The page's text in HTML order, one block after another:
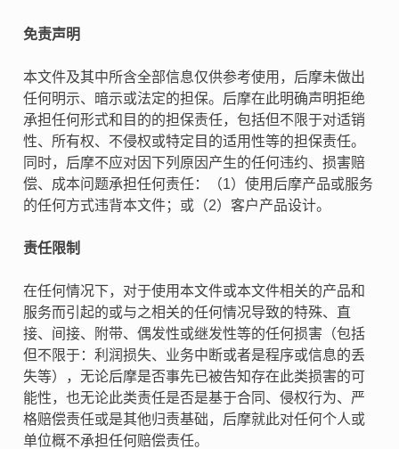
免责声明
本文件及其中所含全部信息仅供参考使用，后摩未做出
任何明示、暗示或法定的担保。后摩在此明确声明拒绝
承担任何形式和目的的担保责任，包括但不限于对适销
性、所有权、不侵权或特定目的适用性等的担保责任。
同时，后摩不应对因下列原因产生的任何违约、损害赔
偿、成本问题承担任何责任：（1）使用后摩产品或服务
的任何方式违背本文件；或（2）客户产品设计。
责任限制
在任何情况下，对于使用本文件或本文件相关的产品和
服务而引起的或与之相关的任何情况导致的特殊、直
接、间接、附带、偶发性或继发性等的任何损害（包括
但不限于：利润损失、业务中断或者是程序或信息的丢
失等），无论后摩是否事先已被告知存在此类损害的可
能性，也无论此类责任是否是基于合同、侵权行为、严
格赔偿责任或是其他归责基础，后摩就此对任何个人或
单位概不承担任何赔偿责任。